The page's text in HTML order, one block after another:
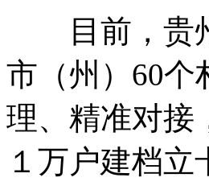
目前，贵州
市（州）60个
理、精准对接
１万户建档立